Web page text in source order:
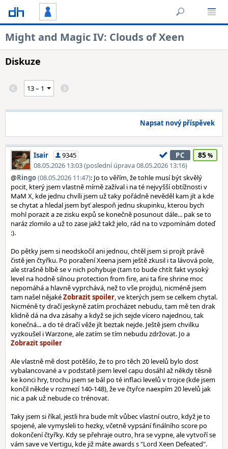
Might and Magic IV: Clouds of Xeen
Diskuze
Napsat nový příspěvek
Isair
9345
08.05.2026 13:03 (poslední úprava 08.05.2026 13:16)
PC 85
@Ringo(08.05.2026 11:47): Jo to věřím, že tohle musí být skvělý
pocit, který jsem vlastně mírně zažíval i na té nejvyšší obtížnosti v
MaM X, kde jednu chvíli jsem už taky pořádně nevěděl kam jít a kde
se chytat a hledal jsem byť alespoň jednu skupinku, kterou bych
mohl porazit a ze zisku expů se konečně posunout dále... pak se to
naráz zlomilo a už to zase jakž takž jelo, rád na to vzpomínám doteď
:).
Do pětky jsem si neodskočil ani jednou, chtěl jsem si projít právě
čistě jen čtyřku. Po poražení Xeena jsem ještě zkusil i ta lávová pole,
ale strašně blbě se v nich pohybuje (tam to bude chtít fakt vysoký
level na hodně silnou protection from fire, ani ta fire shrine moc
nepomáhá a hlavně vyprchává, než to vše projdu), nicméně jsem
tam našel nějaké
, ve kterých jsem se celkem chytal.
Nicméně ty dračí jeskyně zatím procházet nebudu, tam mě ten drak
klidně dá na dva zásahy a když se jich sejde vícero najednou, tak
konečná... a do té dračí věže jít beztak nejde. Ještě jsem chvilku
vyzkoušel i Warzone, ale zatím se tím nebudu zdržovat. Jo a
Ale vlastně mě dost potěšilo, že to pro těch 20 levelů bylo dost
vybalancované a v podstatě jsem level capu dosáhl až někdy těsně
ke konci hry, trochu jsem se bál po té inflaci levelů v trojce (kde jsem
končil někde v rozmezí 140-148), že ve čtyřce naexpím 20 levelů jak
nic a pak už nebude co trénovat.
Taky jsem si říkal, jestli hra bude mít vůbec vlastní outro, když je to
spojené, ale vymysleli to hezky, včetně vypsání finálního score po
dokončení čtyřky. Kdy se přehraje outro, hra se vypne, ale vytvoří se
vám save ve Vertigu, kde již máte awards s "Lord Xeen Defeated".